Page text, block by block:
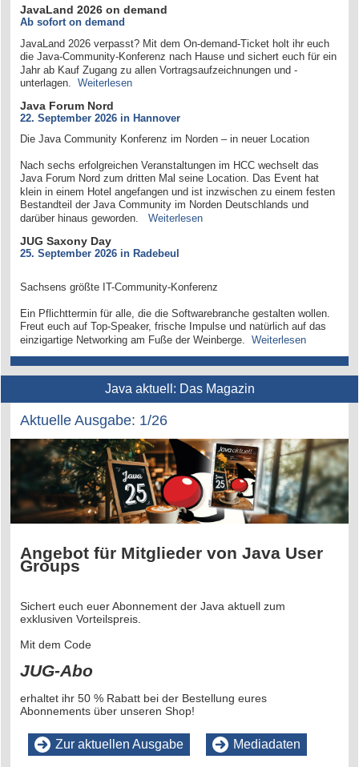
JavaLand 2026 on demand
Ab sofort on demand
JavaLand 2026 verpasst? Mit dem On-demand-Ticket holt ihr euch
die Java-Community-Konferenz nach Hause und sichert euch für ein
Jahr ab Kauf Zugang zu allen Vortragsaufzeichnungen und -
unterlagen. Weiterlesen
Java Forum Nord
22. September 2026 in Hannover
Die Java Community Konferenz im Norden – in neuer Location
Nach sechs erfolgreichen Veranstaltungen im HCC wechselt das
Java Forum Nord zum dritten Mal seine Location. Das Event hat
klein in einem Hotel angefangen und ist inzwischen zu einem festen
Bestandteil der Java Community im Norden Deutschlands und
darüber hinaus geworden.
Weiterlesen
JUG Saxony Day
25. September 2026 in Radebeul
Sachsens größte IT-Community-Konferenz
Ein Pflichttermin für alle, die die Softwarebranche gestalten wollen.
Freut euch auf Top-Speaker, frische Impulse und natürlich auf das
einzigartige Networking am Fuße der Weinberge.
Weiterlesen
Java aktuell: Das Magazin
Aktuelle Ausgabe: 1/26
Angebot für Mitglieder von Java User
Groups
Sichert euch euer Abonnement der Java aktuell zum
exklusiven Vorteilspreis.
Mit dem Code
JUG-Abo
erhaltet ihr 50 % Rabatt bei der Bestellung eures
Abonnements über unseren Shop!
Zur aktuellen Ausgabe Mediadaten